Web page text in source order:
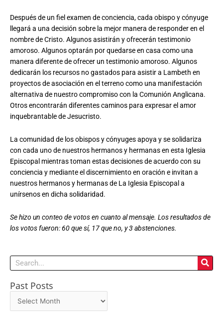
Después de un fiel examen de conciencia, cada obispo y cónyuge
llegará a una decisión sobre la mejor manera de responder en el
nombre de Cristo. Algunos asistirán y ofrecerán testimonio
amoroso. Algunos optarán por quedarse en casa como una
manera diferente de ofrecer un testimonio amoroso. Algunos
dedicarán los recursos no gastados para asistir a Lambeth en
proyectos de asociación en el terreno como una manifestación
alternativa de nuestro compromiso con la Comunión Anglicana.
Otros encontrarán diferentes caminos para expresar el amor
inquebrantable de Jesucristo.
La comunidad de los obispos y cónyuges apoya y se solidariza
con cada uno de nuestros hermanos y hermanas en esta Iglesia
Episcopal mientras toman estas decisiones de acuerdo con su
conciencia y mediante el discernimiento en oración e invitan a
nuestros hermanos y hermanas de La Iglesia Episcopal a
unírsenos en dicha solidaridad.
Se hizo un conteo de votos en cuanto al mensaje. Los resultados de
los votos fueron: 60 que sí, 17 que no, y 3 abstenciones.
Search
Past Posts
Past